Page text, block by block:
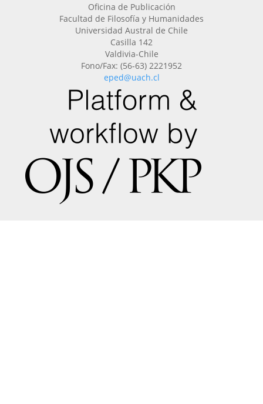
Oficina de Publicación
Facultad de Filosofía y Humanidades
Universidad Austral de Chile
Casilla 142
Valdivia-Chile
Fono/Fax: (56-63) 2221952
eped@uach.cl